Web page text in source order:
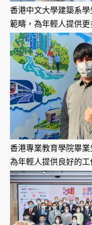
香港中文大學建築系
範疇，為年輕人提供更
香港專業教育學院畢
為年輕人提供良好的工